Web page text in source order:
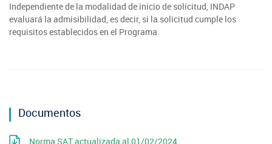
Independiente de la modalidad de inicio de solicitud, INDAP
evaluará la admisibilidad, es decir, si la solicitud cumple los
requisitos establecidos en el Programa.
Documentos
Norma SAT actualizada al 01/02/2024